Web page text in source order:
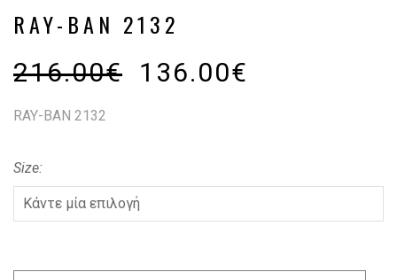
RAY-BAN 2132
216.00€ 136.00€
RAY-BAN 2132
Size